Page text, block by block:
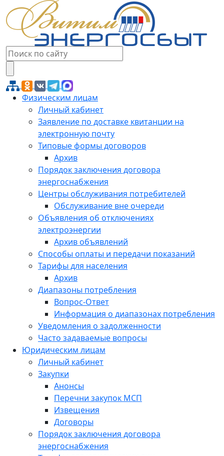
Физическим лицам
Личный кабинет
Заявление по доставке квитанции на
электронную почту
Типовые формы договоров
Архив
Порядок заключения договора
энергоснабжения
Центры обслуживания потребителей
Обслуживание вне очереди
Объявления об отключениях
электроэнергии
Архив объявлений
Способы оплаты и передачи показаний
Тарифы для населения
Архив
Диапазоны потребления
Вопрос-Ответ
Информация о диапазонах потребления
Уведомления о задолженности
Часто задаваемые вопросы
Юридическим лицам
Личный кабинет
Закупки
Анонсы
Перечни закупок МСП
Извещения
Договоры
Порядок заключения договора
энергоснабжения